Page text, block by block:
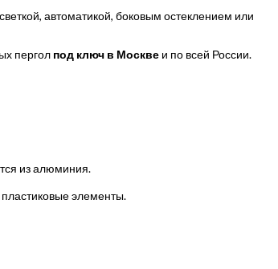
автоматикой, боковым остеклением или
пергол под ключ в Москве и по всей России.
из алюминия.
элементы.